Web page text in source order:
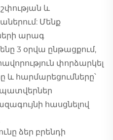
և
Մենք
արագ
3 օրվա ընթացքում,
փորձարկել
և հարմարեցումները՝
պատվերներ
հասցնելով
ձեր բրենդի